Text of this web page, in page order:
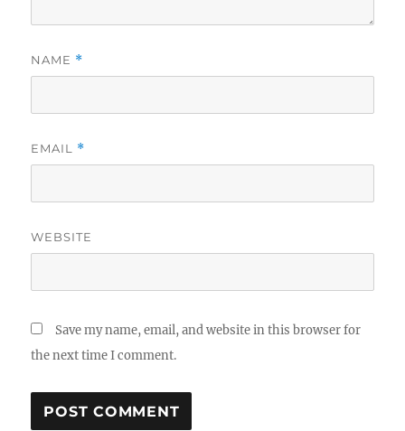
NAME *
EMAIL *
WEBSITE
Save my name, email, and website in this browser for
the next time I comment.